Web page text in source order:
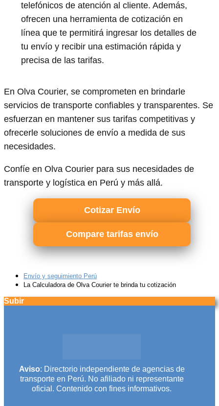
telefónicos de atención al cliente. Además,
ofrecen una herramienta de cotización en
línea que te permitirá ingresar los detalles de
tu envío y recibir una estimación rápida y
precisa de las tarifas.
En Olva Courier, se comprometen en brindarle
servicios de transporte confiables y transparentes. Se
esfuerzan en mantener sus tarifas competitivas y
ofrecerle soluciones de envío a medida de sus
necesidades.
Confíe en Olva Courier para sus necesidades de
transporte y logística en Perú y más allá.
Cotizar Envío
Compare tarifas envío
Envío y seguimiento Perú
La Calculadora de Olva Courier te brinda tu cotización
Subir
Aviso: Directorio independiente de agencias de
transporte en Perú. No afiliado ni representante
oficial. Contenido con fines informativos.